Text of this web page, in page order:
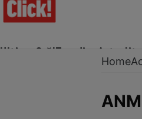
Ultima Oră!Trending
Home